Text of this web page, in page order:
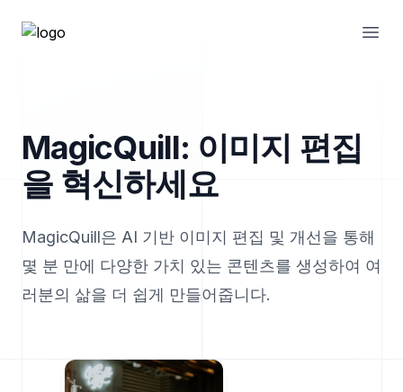
MagicQuill: 이미지 편집
을 혁신하세요
MagicQuill은 AI 기반 이미지 편집 및 개선을 통해
몇 분 만에 다양한 가치 있는 콘텐츠를 생성하여 여
러분의 삶을 더 쉽게 만들어줍니다.